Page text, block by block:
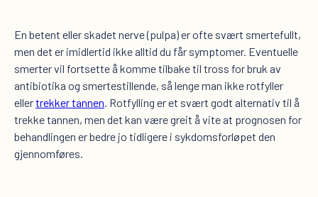
En betent eller skadet nerve (pulpa) er ofte svært smertefullt,
men det er imidlertid ikke alltid du får symptomer. Eventuelle
smerter vil fortsette å komme tilbake til tross for bruk av
antibiotika og smertestillende, så lenge man ikke rotfyller
ellertrekker tannen . Rotfylling er et svært godt alternativ til å
trekke tannen, men det kan være greit å vite at prognosen for
behandlingen er bedre jo tidligere i sykdomsforløpet den
gjennomføres.